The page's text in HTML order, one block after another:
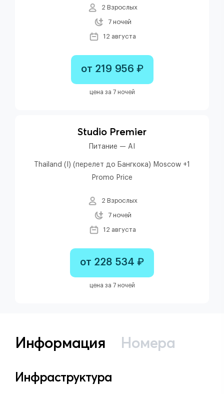
2 Взрослых
7 ночей
12 августа
от 219 956 ₽
цена за 7 ночей
Studio Premier
Питание — AI
Thailand (I) (перелет до Бангкока) Moscow +1
Promo Price
2 Взрослых
7 ночей
12 августа
от 228 534 ₽
цена за 7 ночей
Информация Номера
Инфраструктура